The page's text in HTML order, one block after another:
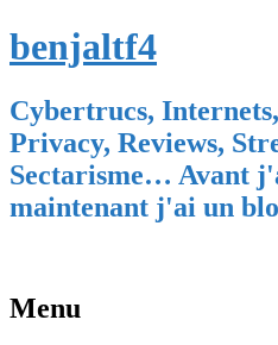
benjaltf4
Cybertrucs,
Privacy, Reviews,
Sectarisme… Avant
maintenant j'ai un
Menu